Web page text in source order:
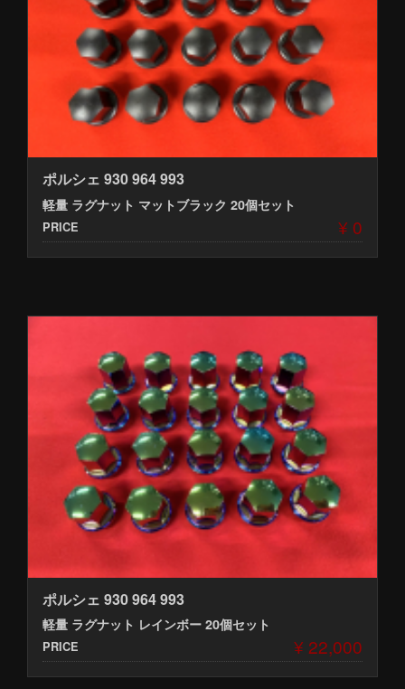
ポルシェ 930 964 993
軽量 ラグナット マットブラック 20個セット
PRICE ¥ 0
ポルシェ 930 964 993
軽量 ラグナット レインボー 20個セット
PRICE ¥ 22,000